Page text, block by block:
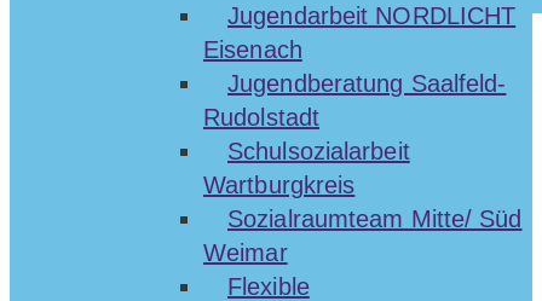
Jugendarbeit NORDLICHT
Eisenach
Jugendberatung Saalfeld-
Rudolstadt
Schulsozialarbeit
Wartburgkreis
Sozialraumteam Mitte/ Süd
Weimar
Flexible